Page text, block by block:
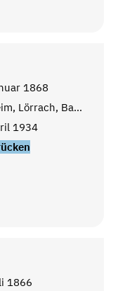
1868
Müllheim, Lörrach, Baden
1934
1866